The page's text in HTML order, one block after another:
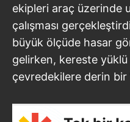
ekipleri araç üzerinde
çalışması
büyük ölçüde hasar
gelirken, kereste yüklü
çevredekilere derin